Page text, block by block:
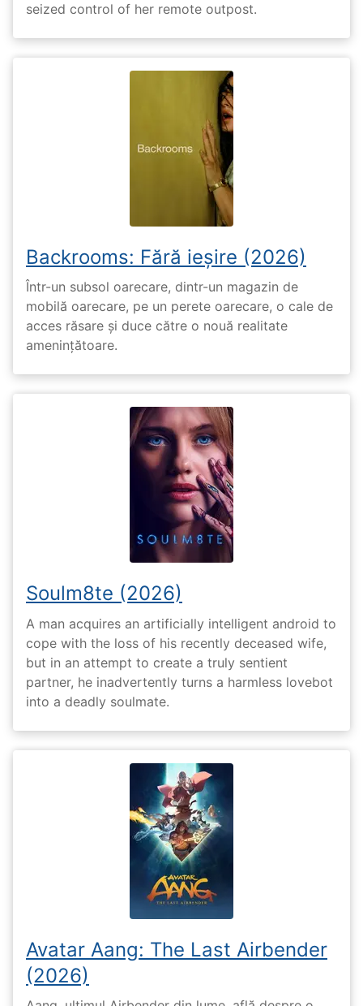
seized control of her remote outpost.
Backrooms: Fără ieșire (2026)
Într-un subsol oarecare, dintr-un magazin de
mobilă oarecare, pe un perete oarecare, o cale de
acces răsare și duce către o nouă realitate
amenințătoare.
Soulm8te (2026)
A man acquires an artificially intelligent android to
cope with the loss of his recently deceased wife,
but in an attempt to create a truly sentient
partner, he inadvertently turns a harmless lovebot
into a deadly soulmate.
Avatar Aang: The Last Airbender
(2026)